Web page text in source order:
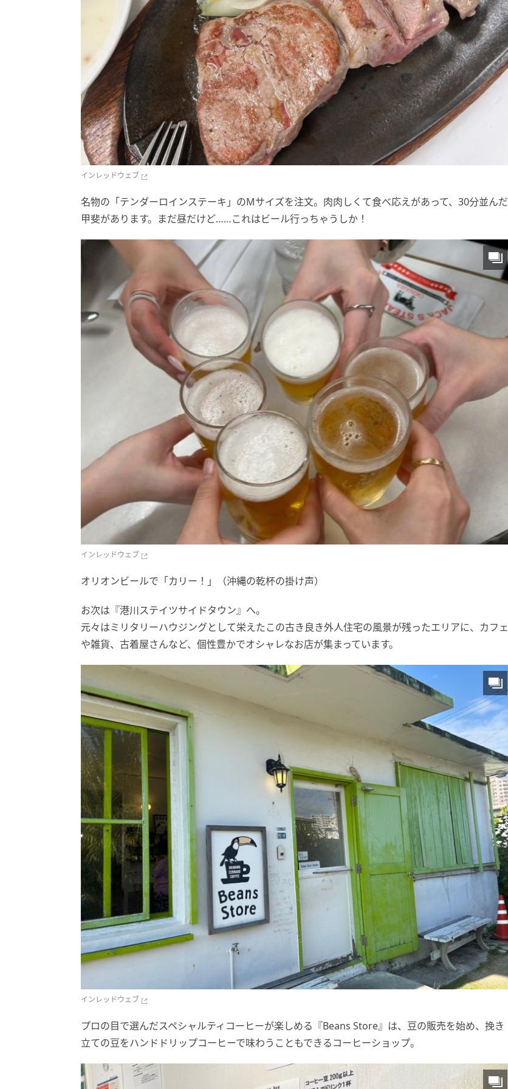
インレッドウェブ
名物の「テンダーロインステーキ」のMサイズを注文。肉肉しくて食べ応えがあって、30分並んだ
甲斐があります。まだ昼だけど……これはビール行っちゃうしか！
インレッドウェブ
オリオンビールで「カリー！」（沖縄の乾杯の掛け声）
お次は『港川ステイツサイドタウン』へ。
元々はミリタリーハウジングとして栄えたこの古き良き外人住宅の風景が残ったエリアに、カフェ
や雑貨、古着屋さんなど、個性豊かでオシャレなお店が集まっています。
インレッドウェブ
プロの目で選んだスペシャルティコーヒーが楽しめる『Beans Store』は、豆の販売を始め、挽き
立ての豆をハンドドリップコーヒーで味わうこともできるコーヒーショップ。